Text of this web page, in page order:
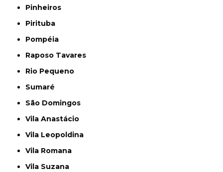
Pinheiros
Pirituba
Pompéia
Raposo Tavares
Rio Pequeno
Sumaré
São Domingos
Vila Anastácio
Vila Leopoldina
Vila Romana
Vila Suzana